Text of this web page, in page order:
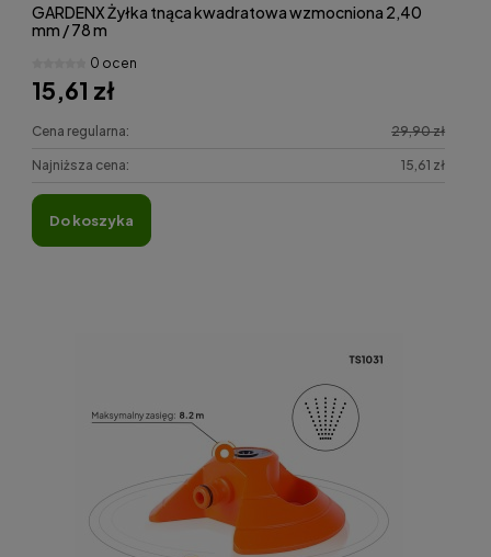
GARDENX Żyłka tnąca kwadratowa wzmocniona 2,40
mm / 78 m
0 ocen
15,61 zł
Cena regularna: 29,90 zł
Najniższa cena: 15,61 zł
do koszyka